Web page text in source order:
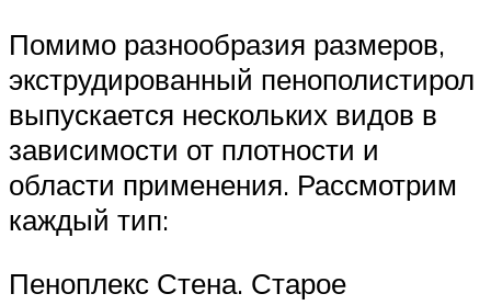
Помимо разнообразия размеров,
экструдированный пенополистирол
выпускается нескольких видов в
зависимости от плотности и
области применения. Рассмотрим
каждый тип:
Пеноплекс Стена. Старое